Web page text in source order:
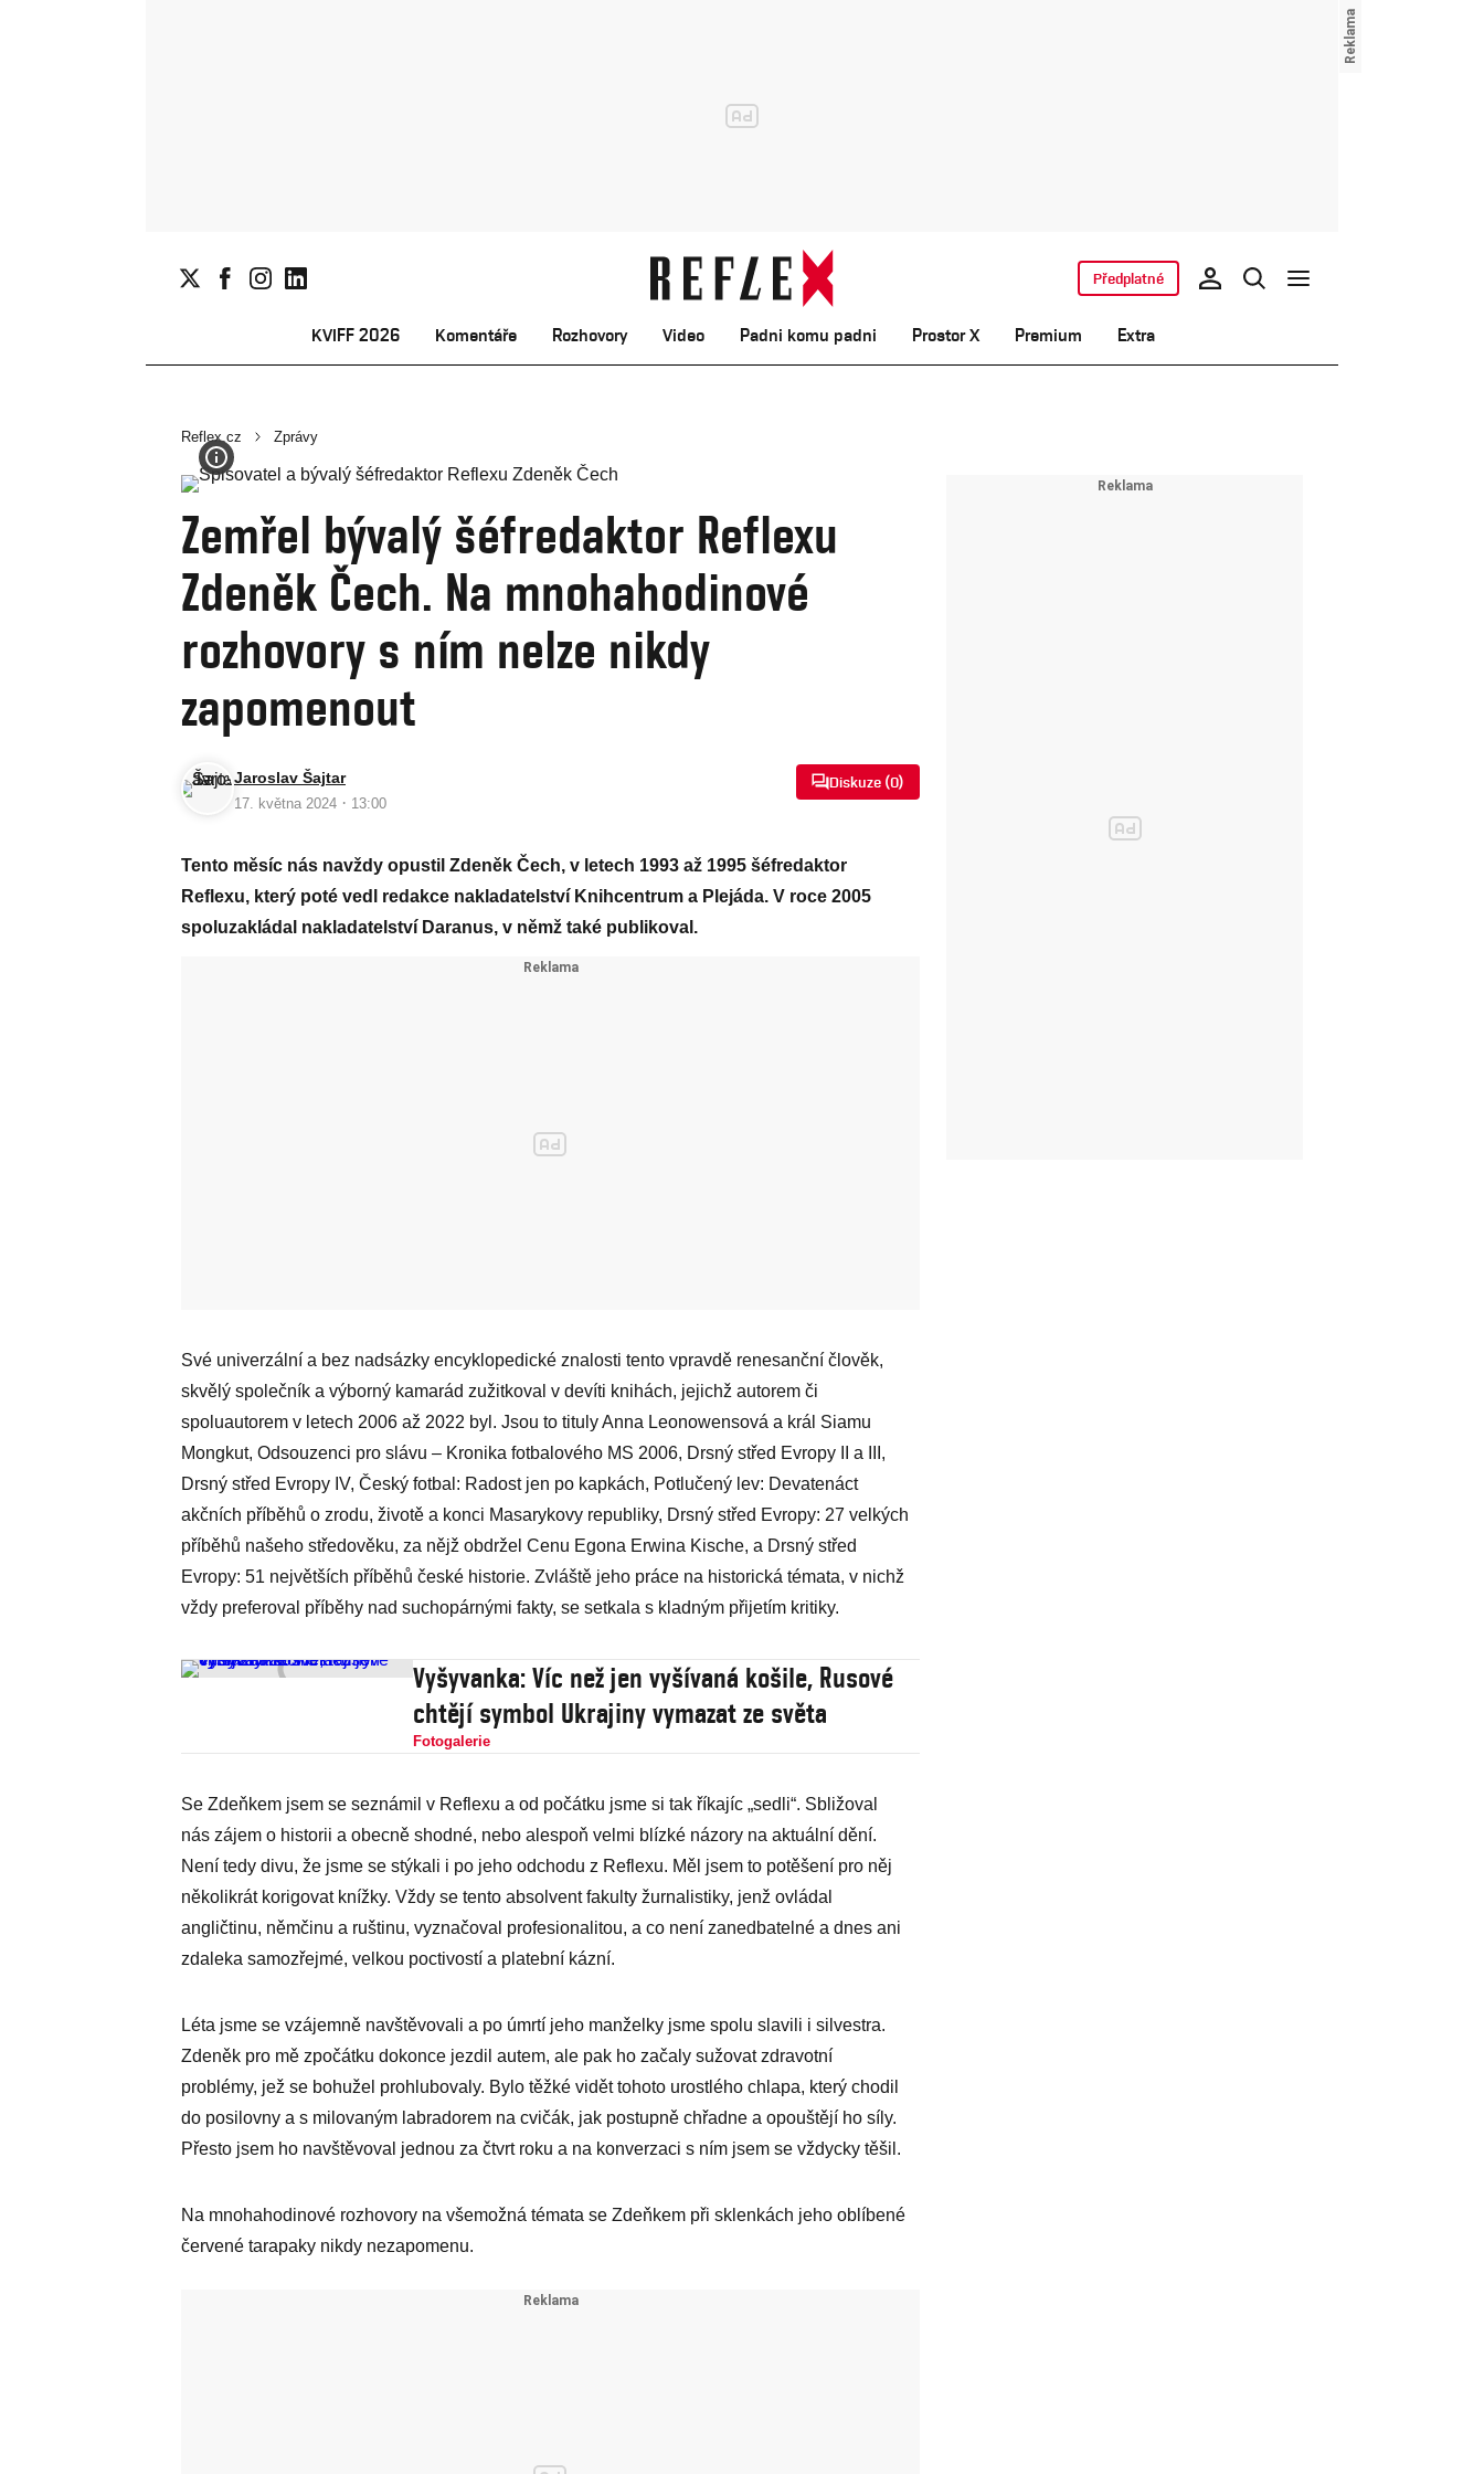
KVIFF 2026 Komentáře Rozhovory Video Padni komu padni Prostor X Premium Extra
Předplatné
Reflex.cz Zprávy
Zemřel bývalý šéfredaktor Reflexu
Zdeněk Čech. Na mnohahodinové
rozhovory s ním nelze nikdy
zapomenout
Jaroslav Šajtar
17. května 2024 · 13:00
Diskuze (0)
Tento měsíc nás navždy opustil Zdeněk Čech, v letech 1993 až 1995 šéfredaktor
Reflexu, který poté vedl redakce nakladatelství Knihcentrum a Plejáda. V roce 2005
spoluzakládal nakladatelství Daranus, v němž také publikoval.
Své univerzální a bez nadsázky encyklopedické znalosti tento vpravdě renesanční člověk,
skvělý společník a výborný kamarád zužitkoval v devíti knihách, jejichž autorem či
spoluautorem v letech 2006 až 2022 byl. Jsou to tituly Anna Leonowensová a král Siamu
Mongkut, Odsouzenci pro slávu – Kronika fotbalového MS 2006, Drsný střed Evropy II a III,
Drsný střed Evropy IV, Český fotbal: Radost jen po kapkách, Potlučený lev: Devatenáct
akčních příběhů o zrodu, životě a konci Masarykovy republiky, Drsný střed Evropy: 27 velkých
příběhů našeho středověku, za nějž obdržel Cenu Egona Erwina Kische, a Drsný střed
Evropy: 51 největších příběhů české historie. Zvláště jeho práce na historická témata, v nichž
vždy preferoval příběhy nad suchopárnými fakty, se setkala s kladným přijetím kritiky.
Vyšyvanka: Víc než jen vyšívaná košile, Rusové
chtějí symbol Ukrajiny vymazat ze světa
Fotogalerie
Se Zdeňkem jsem se seznámil v Reflexu a od počátku jsme si tak říkajíc „sedli“. Sbližoval
nás zájem o historii a obecně shodné, nebo alespoň velmi blízké názory na aktuální dění.
Není tedy divu, že jsme se stýkali i po jeho odchodu z Reflexu. Měl jsem to potěšení pro něj
několikrát korigovat knížky. Vždy se tento absolvent fakulty žurnalistiky, jenž ovládal
angličtinu, němčinu a ruštinu, vyznačoval profesionalitou, a co není zanedbatelné a dnes ani
zdaleka samozřejmé, velkou poctivostí a platební kázní.
Léta jsme se vzájemně navštěvovali a po úmrtí jeho manželky jsme spolu slavili i silvestra.
Zdeněk pro mě zpočátku dokonce jezdil autem, ale pak ho začaly sužovat zdravotní
problémy, jež se bohužel prohlubovaly. Bylo těžké vidět tohoto urostlého chlapa, který chodil
do posilovny a s milovaným labradorem na cvičák, jak postupně chřadne a opouštějí ho síly.
Přesto jsem ho navštěvoval jednou za čtvrt roku a na konverzaci s ním jsem se vždycky těšil.
Na mnohahodinové rozhovory na všemožná témata se Zdeňkem při sklenkách jeho oblíbené
červené tarapaky nikdy nezapomenu.